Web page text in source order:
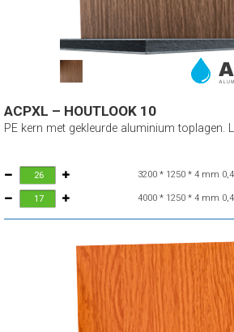
ACPXL – HOUTLOOK 10
PE kern met gekleurde aluminium toplagen.
3200 * 1250 * 4 mm 0,4
4000 * 1250 * 4 mm 0,4